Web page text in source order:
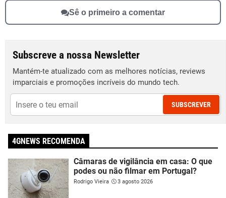
Sê o primeiro a comentar
Subscreve a nossa Newsletter
Mantém-te atualizado com as melhores notícias, reviews
imparciais e promoções incríveis do mundo tech.
SUBSCREVER
4GNEWS RECOMENDA
Câmaras de vigilância em casa: O que
podes ou não filmar em Portugal?
Rodrigo Vieira 3 agosto 2026